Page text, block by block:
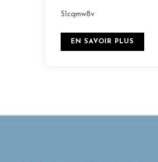
51cqmw8v
EN SAVOIR PLUS